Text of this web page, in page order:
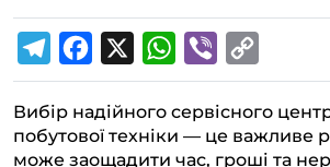
e
l
e
a
c
e
W
h
a
t
i
b
e
o
p
y
Вибір надійного сервісного
побутової техніки — це важливе
може заощадити час, гроші та